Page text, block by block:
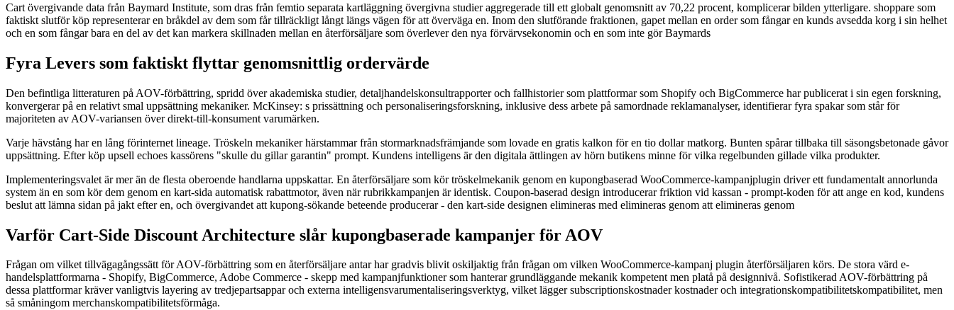
Cart övergivande data från Baymard Institute, som dras från femtio separata kartläggning övergivna studier aggregerade till ett globalt genomsnitt av 70,22 procent, komplicerar bilden ytterligare. shoppare som
faktiskt slutför köp representerar en bråkdel av dem som får tillräckligt långt längs vägen för att överväga en. Inom den slutförande fraktionen, gapet mellan en order som fångar en kunds avsedda korg i sin helhet
och en som fångar bara en del av det kan markera skillnaden mellan en återförsäljare som överlever den nya förvärvsekonomin och en som inte gör Baymards
Fyra Levers som faktiskt flyttar genomsnittlig ordervärde
Den befintliga litteraturen på AOV-förbättring, spridd över akademiska studier, detaljhandelskonsultrapporter och fallhistorier som plattformar som Shopify och BigCommerce har publicerat i sin egen forskning,
konvergerar på en relativt smal uppsättning mekaniker. McKinsey: s prissättning och personaliseringsforskning, inklusive dess arbete på samordnade reklamanalyser, identifierar fyra spakar som står för
majoriteten av AOV-variansen över direkt-till-konsument varumärken.
Varje hävstång har en lång förinternet lineage. Tröskeln mekaniker härstammar från stormarknadsfrämjande som lovade en gratis kalkon för en tio dollar matkorg. Bunten spårar tillbaka till säsongsbetonade gåvor
uppsättning. Efter köp upsell echoes kassörens "skulle du gillar garantin" prompt. Kundens intelligens är den digitala ättlingen av hörn butikens minne för vilka regelbunden gillade vilka produkter.
Implementeringsvalet är mer än de flesta oberoende handlarna uppskattar. En återförsäljare som kör tröskelmekanik genom en kupongbaserad WooCommerce-kampanjplugin driver ett fundamentalt annorlunda
system än en som kör dem genom en kart-sida automatisk rabattmotor, även när rubrikkampanjen är identisk. Coupon-baserad design introducerar friktion vid kassan - prompt-koden för att ange en kod, kundens
beslut att lämna sidan på jakt efter en, och övergivandet att kupong-sökande beteende producerar - den kart-side designen elimineras med elimineras genom att elimineras genom
Varför Cart-Side Discount Architecture slår kupongbaserade kampanjer för AOV
Frågan om vilket tillvägagångssätt för AOV-förbättring som en återförsäljare antar har gradvis blivit oskiljaktig från frågan om vilken WooCommerce-kampanj plugin återförsäljaren körs. De stora värd e-
handelsplattformarna - Shopify, BigCommerce, Adobe Commerce - skepp med kampanjfunktioner som hanterar grundläggande mekanik kompetent men platå på designnivå. Sofistikerad AOV-förbättring på
dessa plattformar kräver vanligtvis layering av tredjepartsappar och externa intelligensvarumentaliseringsverktyg, vilket lägger subscriptionskostnader kostnader och integrationskompatibilitetskompatibilitet, men
så småningom merchanskompatibilitetsförmåga.